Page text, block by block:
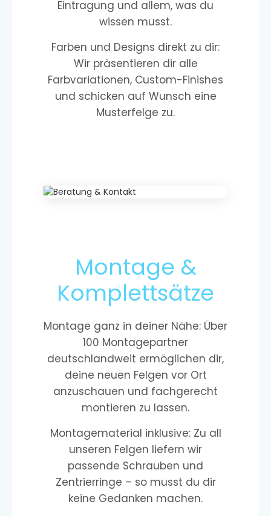
Eintragung und allem, was du
wissen musst.
Farben und Designs direkt zu dir:
Wir präsentieren dir alle
Farbvariationen, Custom-Finishes
und schicken auf Wunsch eine
Musterfelge zu.
Montage &
Komplettsätze
Montage ganz in deiner Nähe: Über
100 Montagepartner
deutschlandweit ermöglichen dir,
deine neuen Felgen vor Ort
anzuschauen und fachgerecht
montieren zu lassen.
Montagematerial inklusive: Zu all
unseren Felgen liefern wir
passende Schrauben und
Zentrierringe – so musst du dir
keine Gedanken machen.